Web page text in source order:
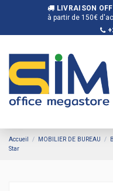
LIVRAISON
à partir de 150€
Accueil MOBILIER DE BUREAU
Star